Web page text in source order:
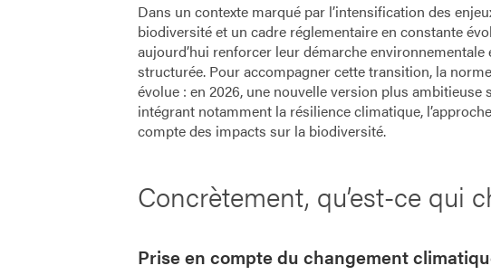
Dans un contexte marqué par l’intensification des
biodiversité et un cadre réglementaire en constante
aujourd’hui renforcer leur démarche
structurée. Pour accompagner cette transition, la
évolue : en 2026, une nouvelle version plus ambitieuse
intégrant notamment la résilience climatique,
compte des impacts sur la biodiversité.
Concrètement, qu’est-ce qui
Prise en compte du changement